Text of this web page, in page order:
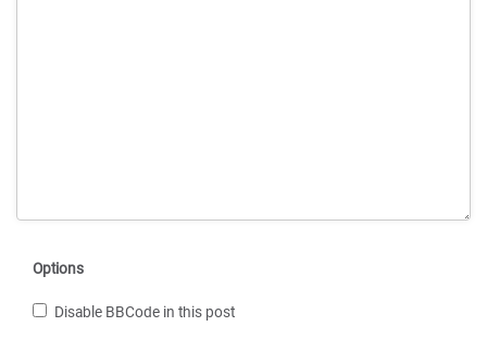
Options
Disable BBCode in this post